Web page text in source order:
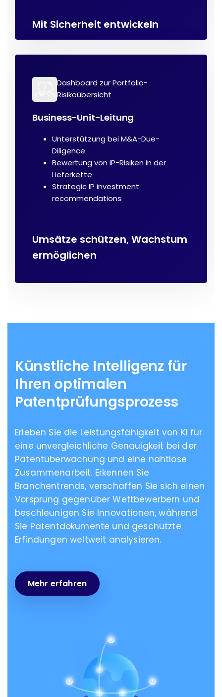
Mit Sicherheit entwickeln
Business-Unit-Leitung
Dashboard zur Portfolio-
Risikoübersicht
Unterstützung bei M&A-Due-
Diligence
Bewertung von IP-Risiken in der
Lieferkette
Strategic IP investment
recommendations
Umsätze schützen, Wachstum
ermöglichen
Künstliche Intelligenz für
Ihren optimalen
Patentprüfungsprozess
Erleben Sie die Leistungsfähigkeit von KI für
eine unvergleichliche Genauigkeit bei der
Patentüberwachung und eine nahtlose
Zusammenarbeit. Erkennen Sie
Branchentrends, verschaffen Sie sich einen
Vorsprung gegenüber Wettbewerbern und
beschleunigen Sie Innovationen, während
Sie Patentdokumente und geschützte
Erfindungen weltweit analysieren.
Mehr erfahren